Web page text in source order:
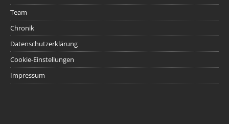
Team
Chronik
Datenschutzerklärung
Cookie-Einstellungen
Impressum